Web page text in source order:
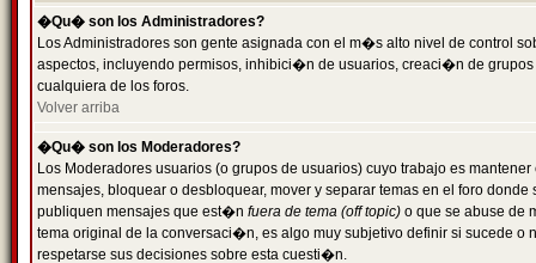
�Qu� son los Administradores?
Los Administradores son gente asignada con el m�s alto nivel de control
aspectos, incluyendo permisos, inhibici�n de usuarios, creaci�n de
cualquiera de los foros.
Volver arriba
�Qu� son los Moderadores?
Los Moderadores usuarios (o grupos de usuarios) cuyo trabajo es
mensajes, bloquear o desbloquear, mover y separar temas en el foro
publiquen mensajes que est�n fuera de tema (off topic) o que se abuse de
tema original de la conversaci�n, es algo muy subjetivo definir si sucede
respetarse sus decisiones sobre esta cuesti�n.